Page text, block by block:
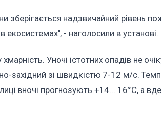
зберігається надзвичайний рівень
- наголосили в установі.
Уночі істотних опадів не
західний зі швидкістю 7-12 м/с.
вночі прогнозують +14... 16°C, а